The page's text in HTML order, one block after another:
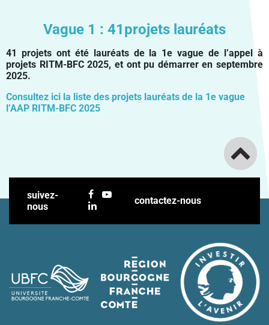
Vague 1 : 41projets lauréats
41 projets ont été lauréats de la 1e vague de l’appel à
projets RITM-BFC 2025, et ont pu démarrer en septembre
2025.
Consultez ici la liste des projets lauréats de la 1e vague
l’AAP RITM-BFC 2025
suivez-
nous
contactez-nous